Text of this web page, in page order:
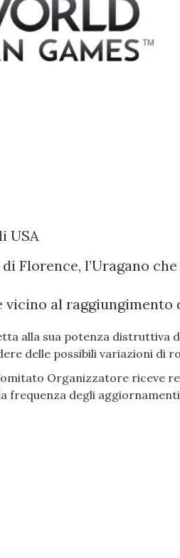
USA
Florence, l’Uragano
al raggiungimento
alla sua potenza distruttiva
delle possibili variazioni di
Organizzatore riceve
frequenza degli